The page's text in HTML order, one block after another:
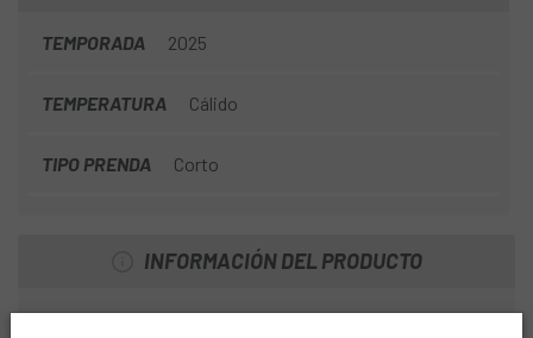
TEMPORADA 2025
TEMPERATURA Cálido
TIPO PRENDA Corto
INFORMACIÓN DEL PRODUCTO
Basado en el éxito de nuestro aclamado CX Pro, hemos